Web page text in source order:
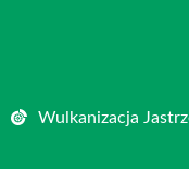
Wulkanizacja